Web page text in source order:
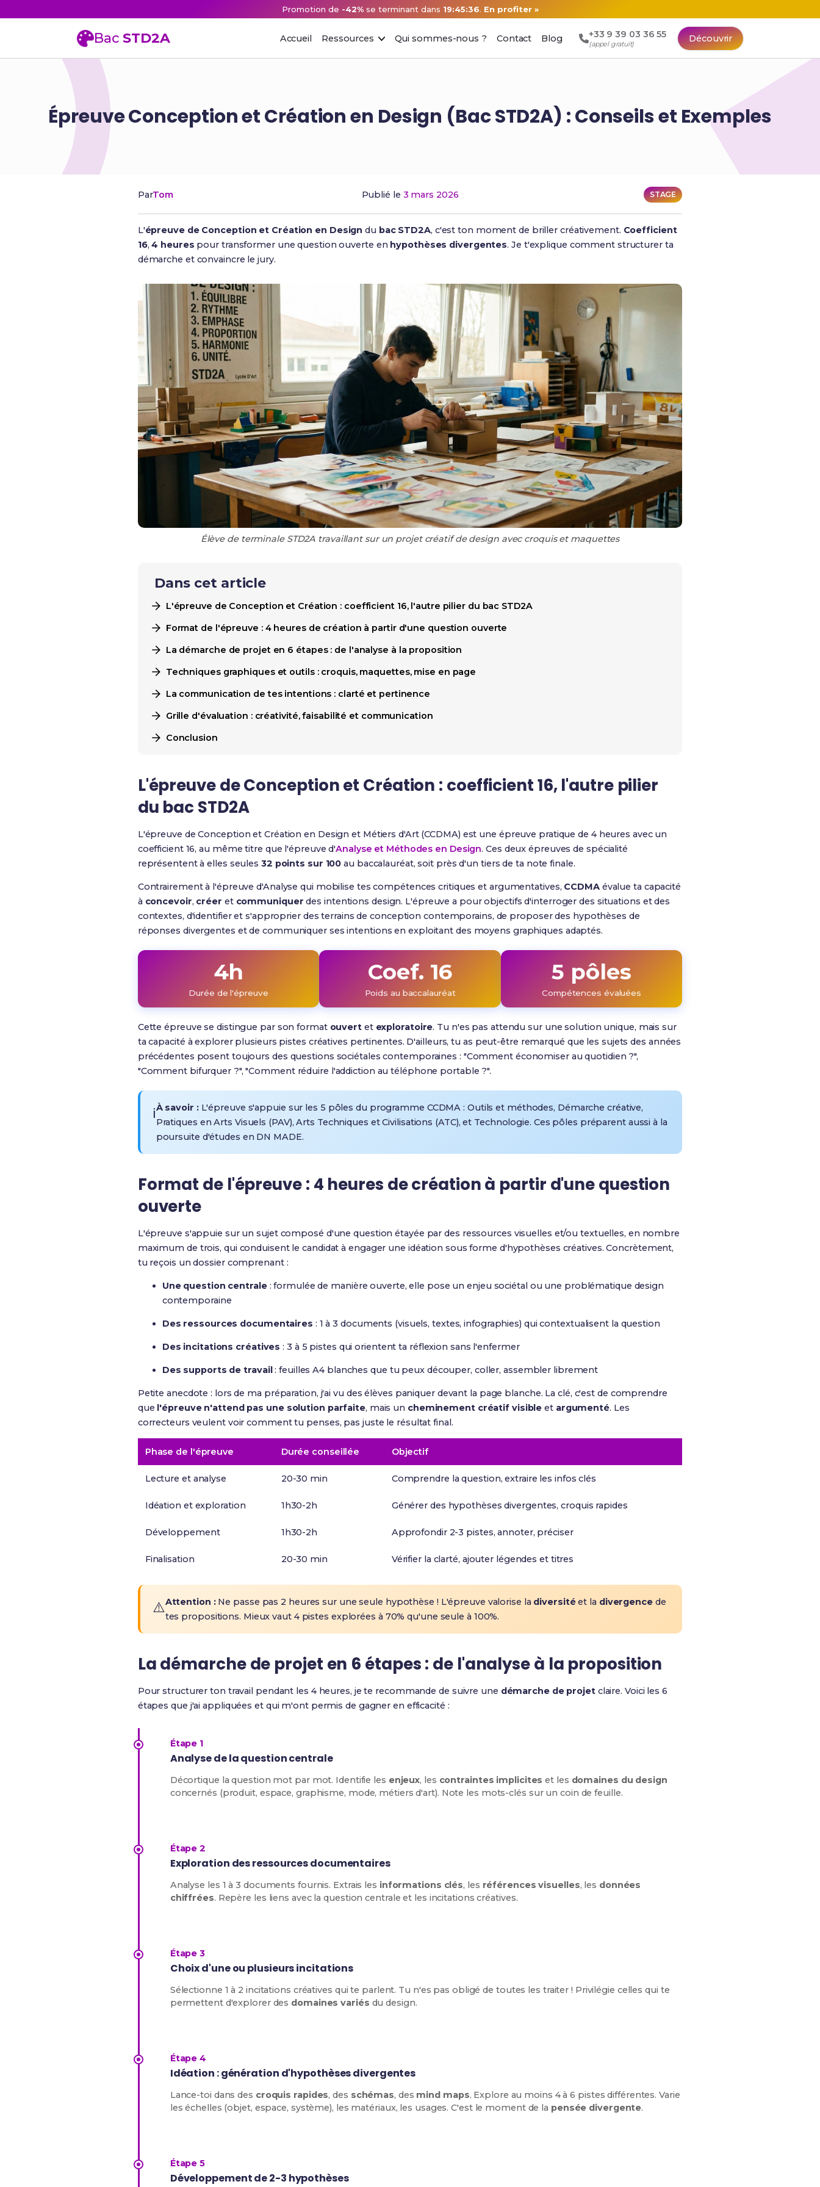
Promotion de -42% se terminant dans 19:45:35. En profiter »
Bac STD2A Accueil Ressources Qui sommes-nous ? Contact Blog +33 9 39 03 36 55
(appel gratuit)
Découvrir
Épreuve Conception et Création en Design (Bac STD2A) : Conseils et Exemples
ParTom Publié le 3 mars 2026 STAGE
L'épreuve de Conception et Création en Design du bac STD2A, c'est ton moment de briller créativement. Coefficient
16,4 heures pour transformer une question ouverte en hypothèses divergentes. Je t'explique comment structurer ta
démarche et convaincre le jury.
Élève de terminale STD2A travaillant sur un projet créatif de design avec croquis et maquettes
Dans cet article
L'épreuve de Conception et Création : coefficient 16, l'autre pilier du bac STD2A
Format de l'épreuve : 4 heures de création à partir d'une question ouverte
La démarche de projet en 6 étapes : de l'analyse à la proposition
Techniques graphiques et outils : croquis, maquettes, mise en page
La communication de tes intentions : clarté et pertinence
Grille d'évaluation : créativité, faisabilité et communication
Conclusion
L'épreuve de Conception et Création : coefficient 16, l'autre pilier
du bac STD2A
L'épreuve de Conception et Création en Design et Métiers d'Art (CCDMA) est une épreuve pratique de 4 heures avec un
coefficient 16, au même titre que l'épreuve d'Analyse et Méthodes en Design. Ces deux épreuves de spécialité
représentent à elles seules 32 points sur 100 au baccalauréat, soit près d'un tiers de ta note finale.
Contrairement à l'épreuve d'Analyse qui mobilise tes compétences critiques et argumentatives, CCDMAévalue ta capacité
à concevoir, créer et communiquer des intentions design. L'épreuve a pour objectifs d'interroger des situations et des
contextes, d'identifier et s'approprier des terrains de conception contemporains, de proposer des hypothèses de
réponses divergentes et de communiquer ses intentions en exploitant des moyens graphiques adaptés.
4h
Durée de l'épreuve
Coef. 16
Poids au baccalauréat
5 pôles
Compétences évaluées
Cette épreuve se distingue par son format ouvertet exploratoire. Tu n'es pas attendu sur une solution unique, mais sur
ta capacité à explorer plusieurs pistes créatives pertinentes. D'ailleurs, tu as peut-être remarqué que les sujets des années
précédentes posent toujours des questions sociétales contemporaines : "Comment économiser au quotidien ?",
"Comment bifurquer ?", "Comment réduire l'addiction au téléphone portable ?".
ℹ️À savoir : L'épreuve s'appuie sur les 5 pôles du programme CCDMA : Outils et méthodes, Démarche créative,
Pratiques en Arts Visuels (PAV), Arts Techniques et Civilisations (ATC), et Technologie. Ces pôles préparent aussi à la
poursuite d'études en DN MADE.
Format de l'épreuve : 4 heures de création à partir d'une question
ouverte
L'épreuve s'appuie sur un sujet composé d'une question étayée par des ressources visuelles et/ou textuelles, en nombre
maximum de trois, qui conduisent le candidat à engager une idéation sous forme d'hypothèses créatives. Concrètement,
tu reçois un dossier comprenant :
Une question centrale: formulée de manière ouverte, elle pose un enjeu sociétal ou une problématique design
contemporaine
Des ressources documentaires : 1 à 3 documents (visuels, textes, infographies) qui contextualisent la question
Des incitations créatives : 3 à 5 pistes qui orientent ta réflexion sans l'enfermer
Des supports de travail: feuilles A4 blanches que tu peux découper, coller, assembler librement
Petite anecdote : lors de ma préparation, j'ai vu des élèves paniquer devant la page blanche. La clé, c'est de comprendre
que l'épreuve n'attend pas une solution parfaite, mais un cheminement créatif visible et argumenté. Les
correcteurs veulent voir comment tu penses, pas juste le résultat final.
Phase de l'épreuve Durée conseillée Objectif
Lecture et analyse 20-30 min Comprendre la question, extraire les infos clés
Idéation et exploration 1h30-2h Générer des hypothèses divergentes, croquis rapides
Développement 1h30-2h Approfondir 2-3 pistes, annoter, préciser
Finalisation 20-30 min Vérifier la clarté, ajouter légendes et titres
⚠️Attention :Ne passe pas 2 heures sur une seule hypothèse ! L'épreuve valorise la diversitéet la divergencede
tes propositions. Mieux vaut 4 pistes explorées à 70% qu'une seule à 100%.
La démarche de projet en 6 étapes : de l'analyse à la proposition
Pour structurer ton travail pendant les 4 heures, je te recommande de suivre une démarche de projetclaire. Voici les 6
étapes que j'ai appliquées et qui m'ont permis de gagner en efficacité :
Étape 1
Analyse de la question centrale
Décortique la question mot par mot. Identifie les enjeux, les contraintes implicites et les domaines du design
concernés (produit, espace, graphisme, mode, métiers d'art). Note les mots-clés sur un coin de feuille.
Étape 2
Exploration des ressources documentaires
Analyse les 1 à 3 documents fournis. Extrais les informations clés, les références visuelles, les données
chiffrées. Repère les liens avec la question centrale et les incitations créatives.
Étape 3
Choix d'une ou plusieurs incitations
Sélectionne 1 à 2 incitations créatives qui te parlent. Tu n'es pas obligé de toutes les traiter ! Privilégie celles qui te
permettent d'explorer des domaines variés du design.
Étape 4
Idéation : génération d'hypothèses divergentes
Lance-toi dans des croquis rapides, des schémas, des mind maps. Explore au moins 4 à 6 pistes différentes. Varie
les échelles (objet, espace, système), les matériaux, les usages. C'est le moment de la pensée divergente.
Étape 5
Développement de 2-3 hypothèses